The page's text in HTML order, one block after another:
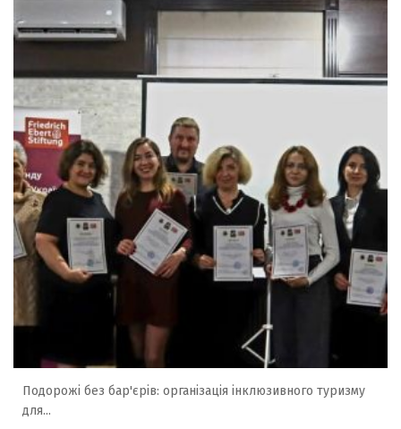
Подорожі без бар'єрів: організація інклюзивного туризму
для...